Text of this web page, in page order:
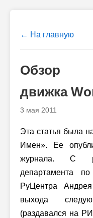
← На главную
Обзор
движка
3 мая 2011
Эта статья была
Имен». Ее
журнала. С
департамента
РуЦентра
выхода
(раздавался на